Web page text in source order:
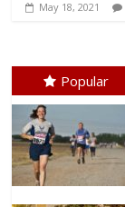
May 18, 2021
Popular